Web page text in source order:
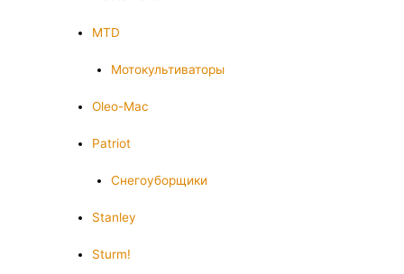
MTD
Мотокультиваторы
Oleo-Mac
Patriot
Снегоуборщики
Stanley
Sturm!